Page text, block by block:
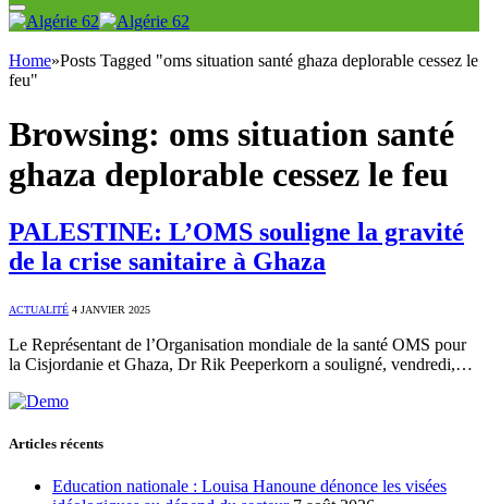
Home»Posts Tagged "oms situation santé ghaza deplorable cessez le
feu"
Browsing: oms situation santé
ghaza deplorable cessez le feu
PALESTINE: L’OMS souligne la gravité
de la crise sanitaire à Ghaza
ACTUALITÉ 4 JANVIER 2025
Le Représentant de l’Organisation mondiale de la santé OMS pour
la Cisjordanie et Ghaza, Dr Rik Peeperkorn a souligné, vendredi,…
Articles récents
Education nationale : Louisa Hanoune dénonce les visées